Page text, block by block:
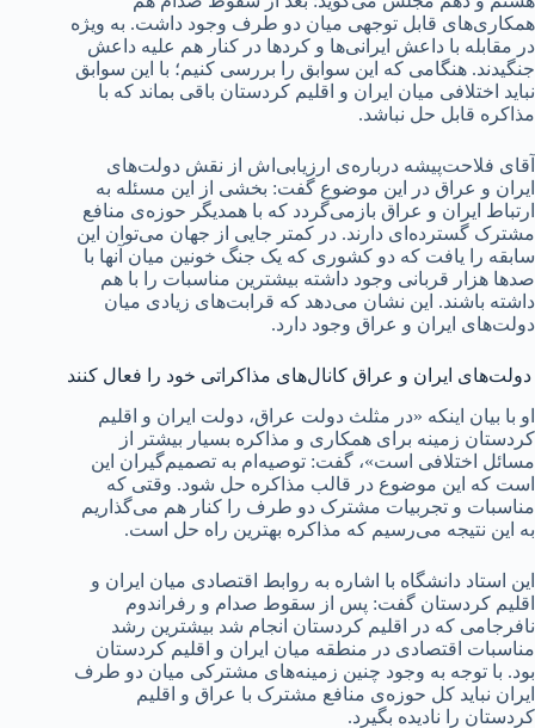
همکاری‌های قابل توجهی میان دو طرف وجود داشت. به ویژه
در مقابله با داعش ایرانی‌ها و کردها در کنار هم علیه داعش
جنگیدند. هنگامی که این سوابق را بررسی کنیم؛ با این سوابق
نباید اختلافی میان ایران و اقلیم کردستان باقی بماند که با
مذاکره قابل حل نباشد.
آقای فلاحت‌پیشه درباره‌ی ارزیابی‌اش از نقش دولت‌های
ایران و عراق در این موضوع گفت: بخشی از این مسئله به
ارتباط ایران و عراق بازمی‌گردد که با همدیگر حوزه‌ی منافع
مشترک گسترده‌ای دارند. در کمتر جایی از جهان می‌توان این
سابقه را یافت که دو کشوری که یک جنگ خونین میان آنها با
صدها هزار قربانی وجود داشته بیشترین مناسبات را با هم
داشته باشند. این نشان می‌دهد که قرابت‌های زیادی میان
دولت‌های ایران و عراق وجود دارد.
دولت‌های ایران و عراق کانال‌های مذاکراتی خود را فعال کنند
او با بیان اینکه «در مثلث دولت عراق، دولت ایران و اقلیم
کردستان زمینه برای همکاری و مذاکره بسیار بیشتر از
مسائل اختلافی است»، گفت: توصیه‌ام به تصمیم‌گیران این
است که این موضوع در قالب مذاکره حل شود. وقتی که
مناسبات و تجربیات مشترک دو طرف را کنار هم می‌گذاریم
به این نتیجه می‌رسیم که ‌مذاکره بهترین راه حل است.
این استاد دانشگاه با اشاره به روابط اقتصادی میان ایران و
اقلیم کردستان گفت: پس از سقوط صدام و رفراندوم
نافرجامی که در اقلیم کردستان انجام شد بیشترین رشد
مناسبات اقتصادی در منطقه میان ایران و اقلیم کردستان
بود. با توجه به وجود چنین زمینه‌های مشترکی میان دو طرف
ایران نباید کل حوزه‌ی منافع مشترک با عراق و اقلیم
کردستان را نادیده بگیرد.